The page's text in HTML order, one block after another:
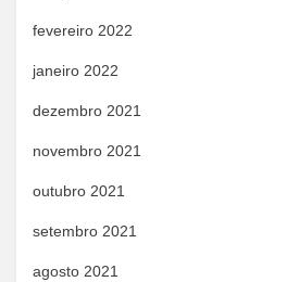
fevereiro 2022
janeiro 2022
dezembro 2021
novembro 2021
outubro 2021
setembro 2021
agosto 2021